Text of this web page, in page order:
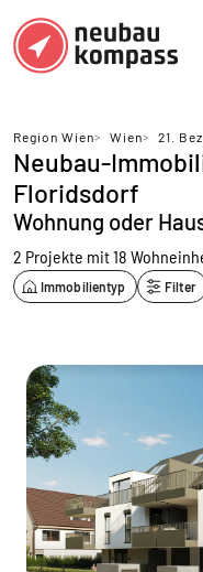
Region Wien> Wien> 21.
Neubau-
Floridsdorf
Wohnung oder
2 Projekte mit 18
Immobilientyp Filter